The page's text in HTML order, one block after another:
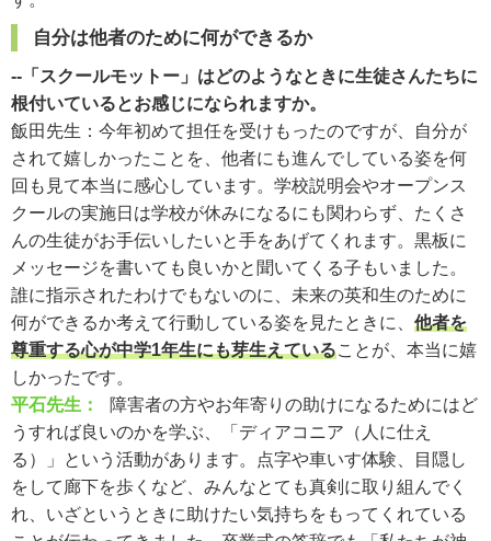
自分は他者のために何ができるか
--「スクールモットー」はどのようなときに生徒さんたちに
根付いているとお感じになられますか。
飯田先生： 今年初めて担任を受けもったのですが、自分が
されて嬉しかったことを、他者にも進んでしている姿を何
回も見て本当に感心しています。学校説明会やオープンス
クールの実施日は学校が休みになるにも関わらず、たくさ
んの生徒がお手伝いしたいと手をあげてくれます。黒板に
メッセージを書いても良いかと聞いてくる子もいました。
誰に指示されたわけでもないのに、未来の英和生のために
何ができるか考えて行動している姿を見たときに、 他者を
尊重する心が中学1年生にも芽生えていることが、本当に嬉
しかったです。
平石先生：
障害者の方やお年寄りの助けになるためにはど
うすれば良いのかを学ぶ、「ディアコニア（人に仕え
る）」という活動があります。点字や車いす体験、目隠し
をして廊下を歩くなど、みんなとても真剣に取り組んでく
れ、いざというときに助けたい気持ちをもってくれている